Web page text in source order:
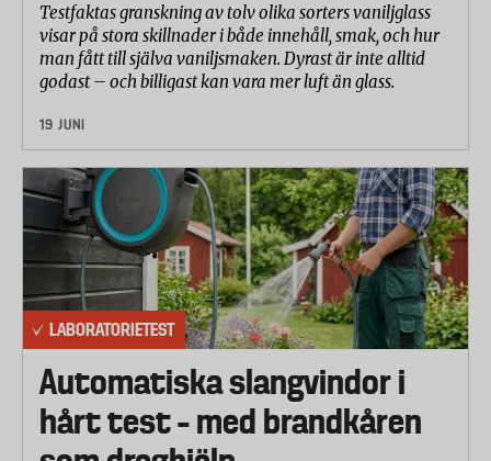
Testfaktas granskning av tolv olika sorters vaniljglass
visar på stora skillnader i både innehåll, smak, och hur
man fått till själva vaniljsmaken. Dyrast är inte alltid
godast – och billigast kan vara mer luft än glass.
19 JUNI
LABORATORIETEST
Automatiska slangvindor i
hårt test – med brandkåren